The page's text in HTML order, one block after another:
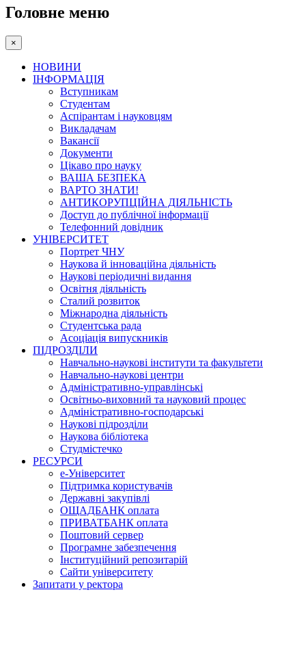
Головне меню
×
НОВИНИ
ІНФОРМАЦІЯ
Вступникам
Студентам
Аспірантам і науковцям
Викладачам
Вакансії
Документи
Цікаво про науку
ВАША БЕЗПЕКА
ВАРТО ЗНАТИ!
АНТИКОРУПЦІЙНА ДІЯЛЬНІСТЬ
Доступ до публічної інформації
Телефонний довідник
УНІВЕРСИТЕТ
Портрет ЧНУ
Наукова й інноваційна діяльність
Наукові періодичні видання
Освітня діяльність
Сталий розвиток
Міжнародна діяльність
Студентська рада
Асоціація випускників
ПІДРОЗДІЛИ
Навчально-наукові інститути та факультети
Навчально-наукові центри
Адміністративно-управлінські
Освітньо-виховний та науковий процес
Адміністративно-господарські
Наукові підрозділи
Наукова бібліотека
Студмістечко
РЕСУРСИ
е-Університет
Підтримка користувачів
Державні закупівлі
ОЩАДБАНК оплата
ПРИВАТБАНК оплата
Поштовий сервер
Програмне забезпечення
Інституційний репозитарій
Сайти університету
Запитати у ректора